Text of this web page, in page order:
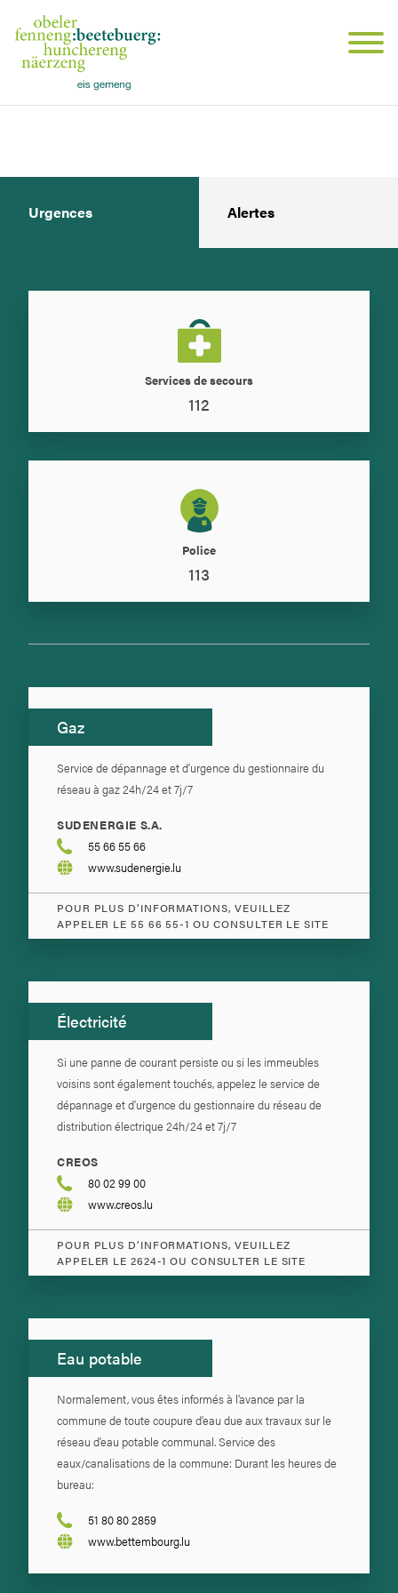
Urgences Alertes
Services de secours
112
Police
113
Gaz
Service de dépannage et d’urgence du gestionnaire du
réseau à gaz 24h/24 et 7j/7
SUDENERGIE S.A.
55 66 55 66
www.sudenergie.lu
POUR PLUS D’INFORMATIONS, VEUILLEZ
APPELER LE 55 66 55-1 OU CONSULTER LE SITE
Électricité
Si une panne de courant persiste ou si les immeubles
voisins sont également touchés, appelez le service de
dépannage et d’urgence du gestionnaire du réseau de
distribution électrique 24h/24 et 7j/7
CREOS
80 02 99 00
www.creos.lu
POUR PLUS D’INFORMATIONS, VEUILLEZ
APPELER LE 2624-1 OU CONSULTER LE SITE
Eau potable
Normalement, vous êtes informés à l’avance par la
commune de toute coupure d’eau due aux travaux sur le
réseau d’eau potable communal. Service des
eaux/canalisations de la commune: Durant les heures de
bureau:
51 80 80 2859
www.bettembourg.lu